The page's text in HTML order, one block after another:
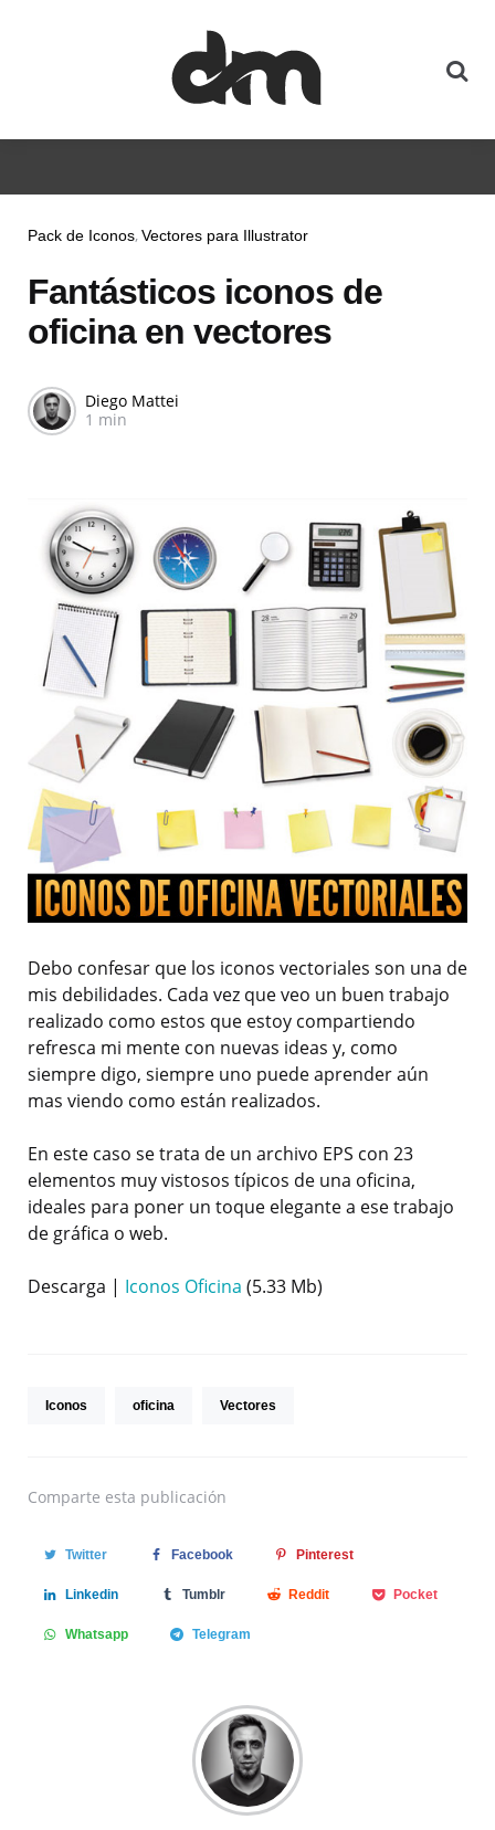
Pack de Iconos Vectores para Illustrator
Fantásticos iconos de
oficina en vectores
Diego Mattei
1 min
Debo confesar que los iconos vectoriales son una de
mis debilidades. Cada vez que veo un buen trabajo
realizado como estos que estoy compartiendo
refresca mi mente con nuevas ideas y, como
siempre digo, siempre uno puede aprender aún
mas viendo como están realizados.
En este caso se trata de un archivo EPS con 23
elementos muy vistosos típicos de una oficina,
ideales para poner un toque elegante a ese trabajo
de gráfica o web.
Descarga | Iconos Oficina (5.33 Mb)
Iconos oficina Vectores
Comparte esta publicación
Twitter Facebook Pinterest
Linkedin Tumblr Reddit Pocket
Whatsapp Telegram